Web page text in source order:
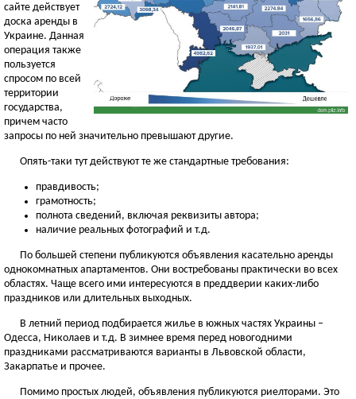
сайте действует
доска аренды в
Украине. Данная
операция также
пользуется
спросом по всей
территории
государства,
причем часто
запросы по ней значительно превышают другие.
Опять-таки тут действуют те же стандартные требования:
правдивость;
грамотность;
полнота сведений, включая реквизиты автора;
наличие реальных фотографий и т.д.
По большей степени публикуются объявления касательно аренды
однокомнатных апартаментов. Они востребованы практически во всех
областях. Чаще всего ими интересуются в преддверии каких-либо
праздников или длительных выходных.
В летний период подбирается жилье в южных частях Украины –
Одесса, Николаев и т.д. В зимнее время перед новогодними
праздниками рассматриваются варианты в Львовской области,
Закарпатье и прочее.
Помимо простых людей, объявления публикуются риелторами. Это